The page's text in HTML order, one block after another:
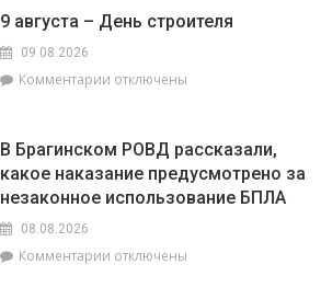
на
Овнам
стоит
бояться
быть
а
9 августа – День строителя
09.08.2026
Комментарии к
августа
–
День
строителя
отключены
В Брагинском РОВД рассказали,
какое наказание предусмотрено за
незаконное использование БПЛА
08.08.2026
Комментарии котключены